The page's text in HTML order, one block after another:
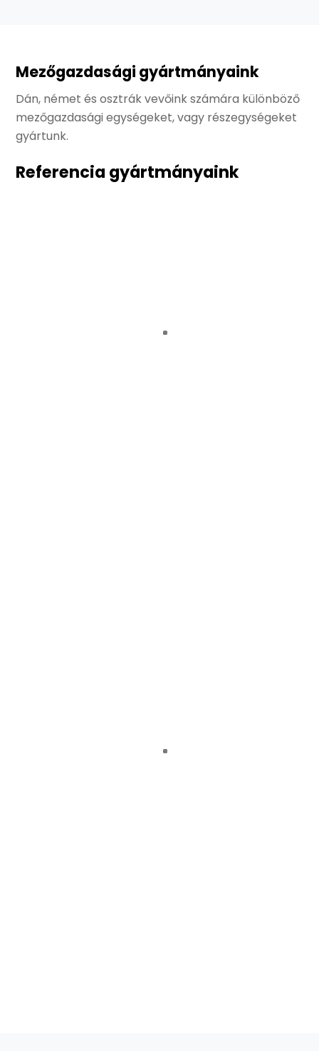
Mezőgazdasági gyártmányaink
Dán, német és osztrák vevőink számára különböző
mezőgazdasági egységeket, vagy részegységeket
gyártunk.
Referencia gyártmányaink